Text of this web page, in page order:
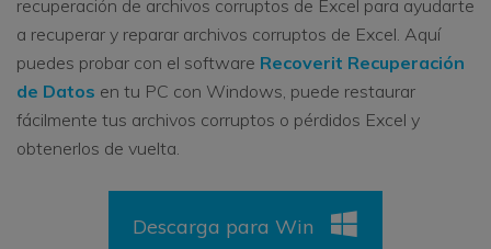
recuperación de archivos corruptos de Excel para ayudarte
a recuperar y reparar archivos corruptos de Excel. Aquí
puedes probar con el software Recoverit Recuperación
de Datos en tu PC con Windows, puede restaurar
fácilmente tus archivos corruptos o pérdidos Excel y
obtenerlos de vuelta.
Descarga para Win